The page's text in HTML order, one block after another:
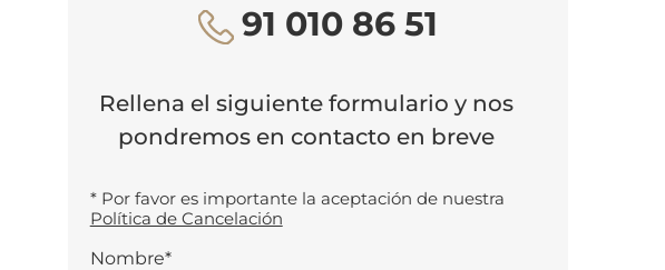
91 010 86 51
Rellena el siguiente formulario y nos
pondremos en contacto en breve
* Por favor es importante la aceptación de nuestra
Política de Cancelación
Nombre*